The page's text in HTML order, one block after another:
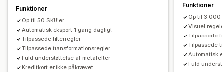
Målretningsspecifikke feeds
Feedoptimering
Funktioner
Op til 50 SKU'er
Automatisk eksport 1 gang dagligt
Tilpassede filterregler
Tilpassede transformationsregler
Fuld understøttelse af metafelter
Kreditkort er ikke påkrævet
Funktioner
Op til 3.000
Visuel
Tilpassede
Tilpassede
Automatisk
Fuld